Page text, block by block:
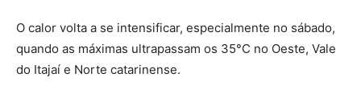
O calor volta a se intensificar, especialmente no sábado,
quando as máximas ultrapassam os 35°C no Oeste, Vale
do Itajaí e Norte catarinense.